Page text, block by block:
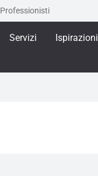
Professionisti
Servizi Ispirazioni